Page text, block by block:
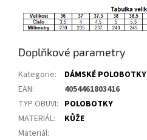
Doplňkové parametry
Kategorie:
DÁMSKÉ POLOBOTKY
EAN:
4054461803416
TYP OBUVI: POLOBOTKY
MATERIÁL:
KŮŽE
Materiál: